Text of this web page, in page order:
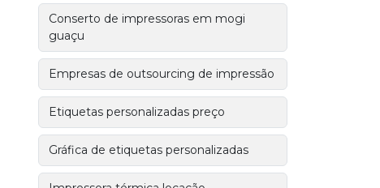
Conserto de impressoras em mogi
guaçu
Empresas de outsourcing de impressão
Etiquetas personalizadas preço
Gráfica de etiquetas personalizadas